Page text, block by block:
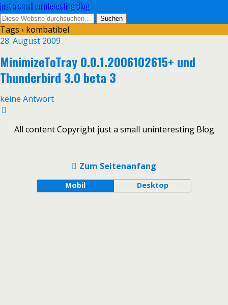
just a small uninteresting Blog
Tags › kombatibel
28. August 2009
MinimizeToTray 0.0.1.2006102615+ und
Thunderbird 3.0 beta 3
keine Antwort
All content Copyright just a small uninteresting Blog
Zum Seitenanfang
Mobil Desktop